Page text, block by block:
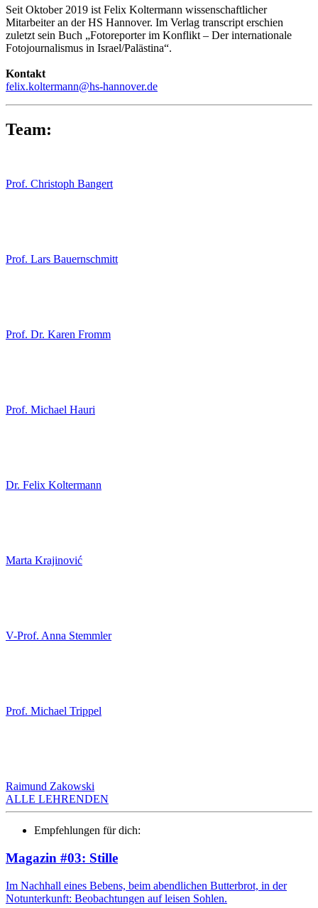
Seit Oktober 2019 ist Felix Koltermann wissenschaftlicher
Mitarbeiter an der HS Hannover. Im Verlag transcript erschien
zuletzt sein Buch „Fotoreporter im Konflikt – Der internationale
Fotojournalismus in Israel/Palästina“.
Kontakt
felix.koltermann@hs-hannover.de
Team:
Prof. Christoph Bangert
Prof. Lars Bauernschmitt
Prof. Dr. Karen Fromm
Prof. Michael Hauri
Dr. Felix Koltermann
Marta Krajinović
V-Prof. Anna Stemmler
Prof. Michael Trippel
Raimund Zakowski
ALLE LEHRENDEN
Empfehlungen für dich:
Magazin #03: Stille
Im Nachhall eines Bebens, beim abendlichen Butterbrot, in der
Notunterkunft: Beobachtungen auf leisen Sohlen.